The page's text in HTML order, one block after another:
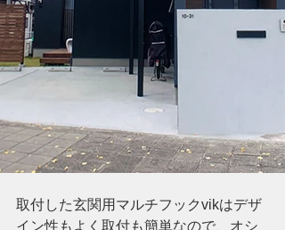
取付した玄関用マルチフックvikはデザ
イン性もよく取付も簡単なので、オシ